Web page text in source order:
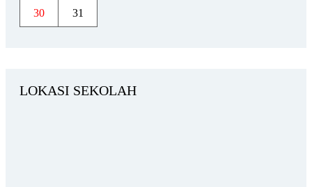
30 31
LOKASI SEKOLAH